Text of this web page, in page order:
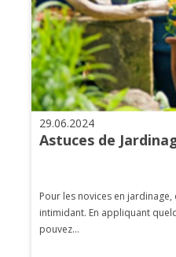
29.06.2024
Astuces de
Pour les novices en
intimidant. En appliquant
pouvez...